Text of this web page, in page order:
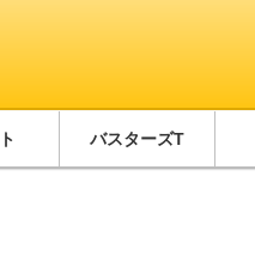
バスターズT